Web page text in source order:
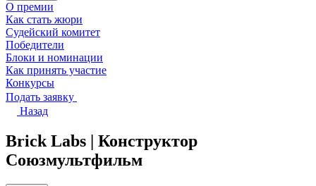
О премии
Как стать жюри
Судейский комитет
Победители
Блоки и номинации
Как принять участие
Конкурсы
Подать заявку
Назад
Brick Labs | Конструктор
Союзмультфильм